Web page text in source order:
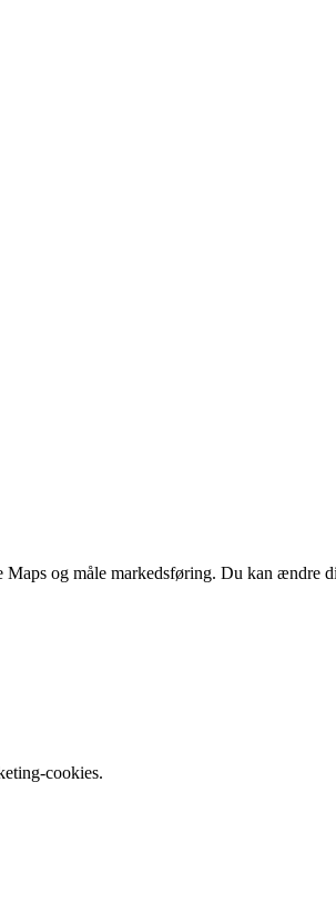
og måle markedsføring. Du kan ændre
cookies.